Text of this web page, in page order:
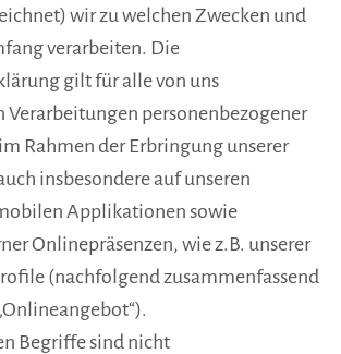
wir zu welchen Zwecken und
verarbeiten. Die
gilt für alle von uns
Verarbeitungen personenbezogener
Rahmen der Erbringung unserer
insbesondere auf unseren
Applikationen sowie
Onlinepräsenzen, wie z.B. unserer
(nachfolgend zusammenfassend
Begriffe sind nicht